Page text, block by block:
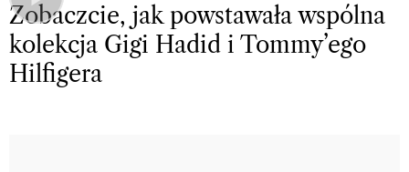
Zobaczcie, jak powstawała wspólna
kolekcja Gigi Hadid i Tommy’ego
Hilfigera